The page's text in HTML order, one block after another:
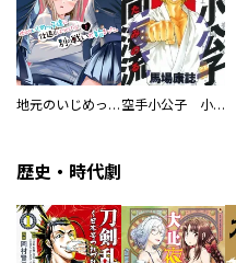
地元のいじめっ子達に仕返ししようとしたら、別の戦いが始まった。 空手小公子 小日向海流
歴史・時代劇